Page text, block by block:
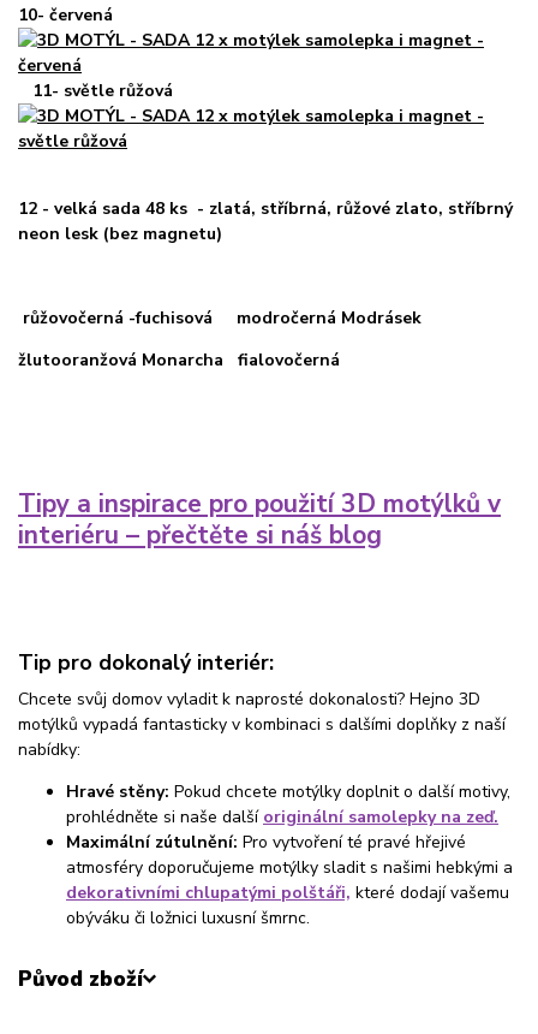
10- červená
11- světle růžová
12 - velká sada 48 ks - zlatá, stříbrná, růžové zlato, stříbrný
neon lesk (bez magnetu)
růžovočerná -fuchisová
modročerná Modrásek
žlutooranžová Monarcha
fialovočerná
Tipy a inspirace pro použití 3D motýlků v
interiéru – přečtěte si náš blog
Tip pro dokonalý interiér:
Chcete svůj domov vyladit k naprosté dokonalosti? Hejno 3D
motýlků vypadá fantasticky v kombinaci s dalšími doplňky z naší
nabídky:
Hravé stěny: Pokud chcete motýlky doplnit o další motivy,
prohlédněte si naše další originální samolepky na zeď.
Maximální zútulnění: Pro vytvoření té pravé hřejivé
atmosféry doporučujeme motýlky sladit s našimi hebkými a
dekorativními chlupatými polštáři, které dodají vašemu
obýváku či ložnici luxusní šmrnc.
Původ zboží